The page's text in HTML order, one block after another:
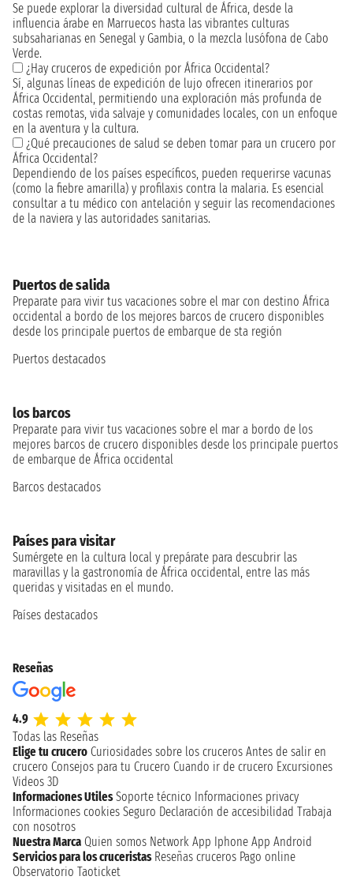
Se puede explorar la diversidad cultural de África, desde la
influencia árabe en Marruecos hasta las vibrantes culturas
subsaharianas en Senegal y Gambia, o la mezcla lusófona de Cabo
Verde.
¿Hay cruceros de expedición por África Occidental?
Sí, algunas líneas de expedición de lujo ofrecen itinerarios por
África Occidental, permitiendo una exploración más profunda de
costas remotas, vida salvaje y comunidades locales, con un enfoque
en la aventura y la cultura.
¿Qué precauciones de salud se deben tomar para un crucero por
África Occidental?
Dependiendo de los países específicos, pueden requerirse vacunas
(como la fiebre amarilla) y profilaxis contra la malaria. Es esencial
consultar a tu médico con antelación y seguir las recomendaciones
de la naviera y las autoridades sanitarias.
Puertos de salida
Preparate para vivir tus vacaciones sobre el mar con destino África
occidental a bordo de los mejores barcos de crucero disponibles
desde los principale puertos de embarque de sta región
Puertos destacados
los barcos
Preparate para vivir tus vacaciones sobre el mar a bordo de los
mejores barcos de crucero disponibles desde los principale puertos
de embarque de África occidental
Barcos destacados
Países para visitar
Sumérgete en la cultura local y prepárate para descubrir las
maravillas y la gastronomía de África occidental, entre las más
queridas y visitadas en el mundo.
Países destacados
Reseñas
4.9
Todas las Reseñas
Elige tu crucero Curiosidades sobre los cruceros Antes de salir en
crucero Consejos para tu Crucero Cuando ir de crucero Excursiones
Videos 3D
Informaciones Utiles Soporte técnico Informaciones privacy
Informaciones cookies Seguro Declaración de accesibilidad Trabaja
con nosotros
Nuestra Marca Quien somos Network App Iphone App Android
Servicios para los cruceristas Reseñas cruceros Pago online
Observatorio Taoticket